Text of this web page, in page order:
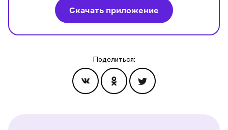
Скачать приложение
Поделиться: